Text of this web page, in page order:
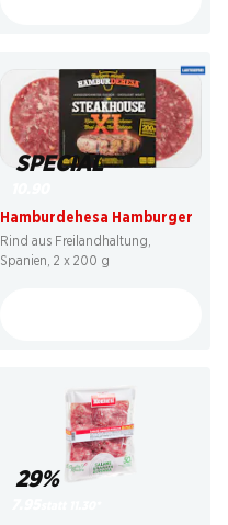
SPECIAL
Hamburdehesa Hamburger
Rind aus Freilandhaltung,
Spanien, 2 x 200 g
29%